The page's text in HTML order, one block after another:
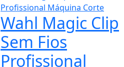
Wahl Magic Clip
Sem Fios
Profissional